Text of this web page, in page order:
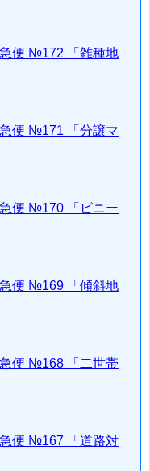
便 №172 「雑種地
便 №171 「分譲マ
便 №170 「ビニー
便 №169 「傾斜地
便 №168 「二世帯
便 №167 「道路対